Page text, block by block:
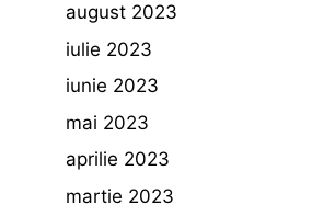
august 2023
iulie 2023
iunie 2023
mai 2023
aprilie 2023
martie 2023